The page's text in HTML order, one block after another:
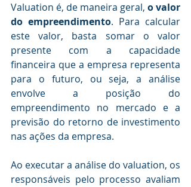
Valuation é, de maneira geral, o valor
do empreendimento. Para calcular
este valor, basta somar o valor
presente com a capacidade
financeira que a empresa representa
para o futuro, ou seja, a análise
envolve a posição do
empreendimento no mercado e a
previsão do retorno de investimento
nas ações da empresa.
Ao executar a análise do valuation, os
responsáveis pelo processo avaliam